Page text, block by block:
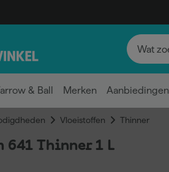
& Ball Merken Aanbiedingen
Vloeistoffen Thinner
641 Thinner 1 L